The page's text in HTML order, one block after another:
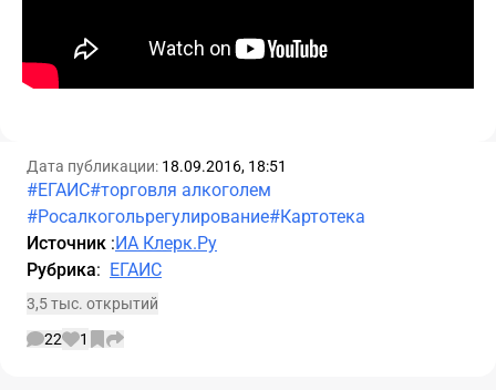
Дата публикации: 18.09.2016, 18:51
#ЕГАИС#торговля алкоголем
#Росалкогольрегулирование#Картотека
Источник :ИА Клерк.Ру
Рубрика: ЕГАИС
3,5 тыс. открытий
22
1